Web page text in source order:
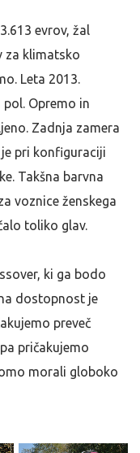
evrov, žal
za klimatsko
Leta 2013.
Opremo in
Zadnja zamera
pri konfiguraciji
Takšna barvna
voznice ženskega
toliko glav.
ki ga bodo
dostopnost je
preveč
pričakujemo
morali globoko